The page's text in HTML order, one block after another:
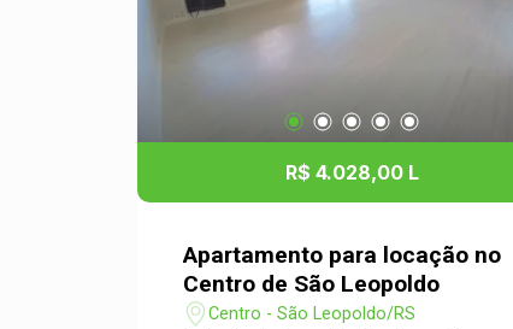
R$ 4.028,00 L
Apartamento para locação no
Centro de São Leopoldo
Centro - São Leopoldo/RS